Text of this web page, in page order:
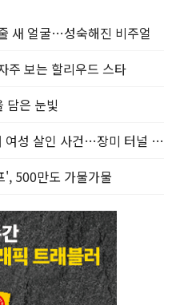
새 얼굴…성숙해진 비주얼
주 보는 할리우드 스타
담은 눈빛
'그것이 알고 싶다' 통영 60대 여성 살인 사건…장미 터널 아래 킬러, 누구냐 넌?
', 500만도 가물가물